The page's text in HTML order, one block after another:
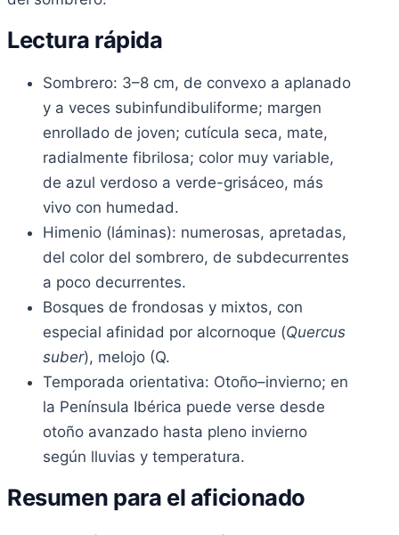
Lectura rápida
Sombrero: 3–8 cm, de convexo a aplanado
y a veces subinfundibuliforme; margen
enrollado de joven; cutícula seca, mate,
radialmente fibrilosa; color muy variable,
de azul verdoso a verde-grisáceo, más
vivo con humedad.
Himenio (láminas): numerosas, apretadas,
del color del sombrero, de subdecurrentes
a poco decurrentes.
Bosques de frondosas y mixtos, con
especial afinidad por alcornoque (Quercus
suber), melojo (Q.
Temporada orientativa: Otoño–invierno; en
la Península Ibérica puede verse desde
otoño avanzado hasta pleno invierno
según lluvias y temperatura.
Resumen para el aficionado